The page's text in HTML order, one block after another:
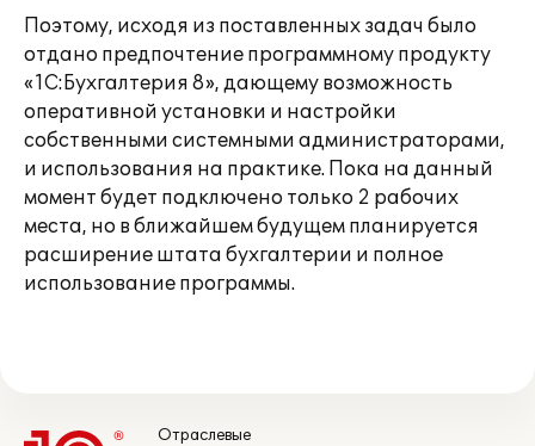
Поэтому, исходя из поставленных задач было
отдано предпочтение программному продукту
«1С:Бухгалтерия 8», дающему возможность
оперативной установки и настройки
собственными системными администраторами,
и использования на практике. Пока на данный
момент будет подключено только 2 рабочих
места, но в ближайшем будущем планируется
расширение штата бухгалтерии и полное
использование программы.
Отраслевые